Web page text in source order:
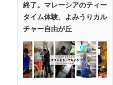
終了。マレーシアのティー
タイム体験、よみうりカル
チャー自由が丘